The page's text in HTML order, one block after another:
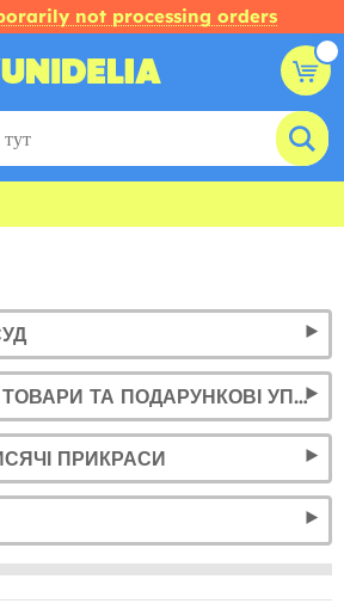
not processing orders
КАНЦЕЛЯРСЬКІ ТОВАРИ ТА ПОДАРУНКОВІ УПАКОВКИ
ПРИКРАСИ